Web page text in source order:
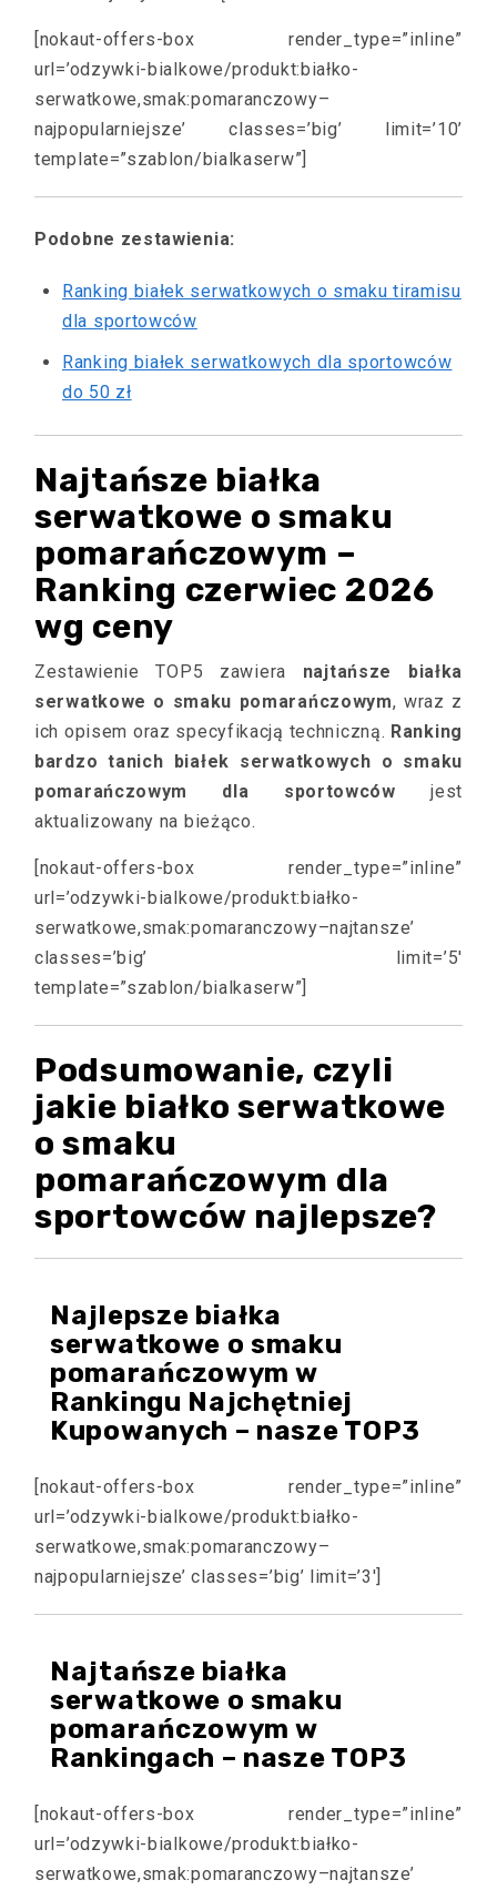
[nokaut-offers-box render_type=”inline”
url=’odzywki-bialkowe/produkt:białko-
serwatkowe,smak:pomaranczowy–
najpopularniejsze’ classes=’big’ limit=’10’
template=”szablon/bialkaserw”]
Podobne zestawienia:
Ranking białek serwatkowych o smaku tiramisu
dla sportowców
Ranking białek serwatkowych dla sportowców
do 50 zł
Najtańsze białka
serwatkowe o smaku
pomarańczowym –
Ranking czerwiec 2026
wg ceny
Zestawienie TOP5 zawiera najtańsze białka
serwatkowe o smaku pomarańczowym, wraz z
ich opisem oraz specyfikacją techniczną. Ranking
bardzo tanich białek serwatkowych o smaku
pomarańczowym dla sportowców jest
aktualizowany na bieżąco.
[nokaut-offers-box render_type=”inline”
url=’odzywki-bialkowe/produkt:białko-
serwatkowe,smak:pomaranczowy–najtansze’
classes=’big’ limit=’5′
template=”szablon/bialkaserw”]
Podsumowanie, czyli
jakie białko serwatkowe
o smaku
pomarańczowym dla
sportowców najlepsze?
Najlepsze białka
serwatkowe o smaku
pomarańczowym w
Rankingu Najchętniej
Kupowanych – nasze TOP3
[nokaut-offers-box render_type=”inline”
url=’odzywki-bialkowe/produkt:białko-
serwatkowe,smak:pomaranczowy–
najpopularniejsze’ classes=’big’ limit=’3′]
Najtańsze białka
serwatkowe o smaku
pomarańczowym w
Rankingach – nasze TOP3
[nokaut-offers-box render_type=”inline”
url=’odzywki-bialkowe/produkt:białko-
serwatkowe,smak:pomaranczowy–najtansze’